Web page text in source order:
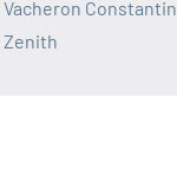
Vacheron Constantin
Zenith